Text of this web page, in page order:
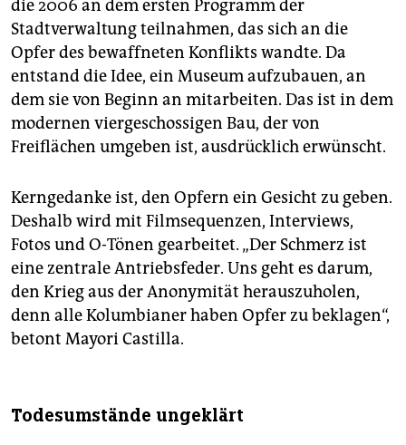
die 2006 an dem ersten Programm der
Stadtverwaltung teilnahmen, das sich an die
Opfer des bewaffneten Konflikts wandte. Da
entstand die Idee, ein Museum aufzubauen, an
dem sie von Beginn an mitarbeiten. Das ist in dem
modernen viergeschossigen Bau, der von
Freiflächen umgeben ist, ausdrücklich erwünscht.
Kerngedanke ist, den Opfern ein Gesicht zu geben.
Deshalb wird mit Filmsequenzen, Interviews,
Fotos und O-Tönen gearbeitet. „Der Schmerz ist
eine zentrale Antriebsfeder. Uns geht es darum,
den Krieg aus der Anonymität herauszuholen,
denn alle Kolumbianer haben Opfer zu beklagen“,
betont Mayori Castilla.
Todesumstände ungeklärt